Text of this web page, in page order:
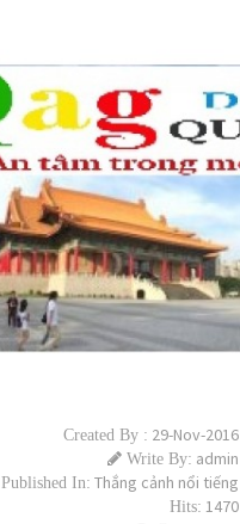
Created By : 29-Nov-2016
Write By: admin
Published In: Thắng cảnh nổi tiếng
Hits: 1470